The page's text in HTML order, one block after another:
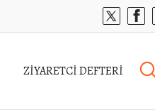
ZIYARETCI DEFTERI